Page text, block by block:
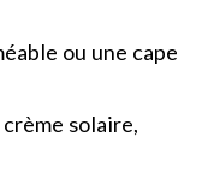
ou une cape
solaire,